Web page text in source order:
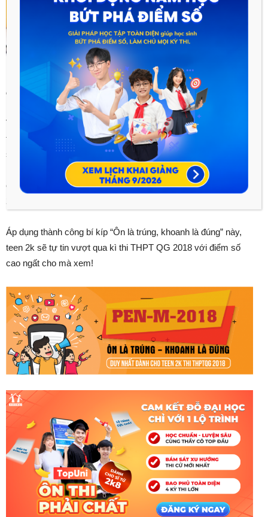
Tính chính xác và tốc độ làm bài quyết định kết quả của dạng
đề thi trắc nghiệm. Ảnh: Google
Với những phương pháp ôn thi hợp lý như hệ thống kiến thức
thông minh và cung cấp kĩ năng giải đề cần thiết, PEN-M 2018
sẽ hỗ trợ đắc lực giúp teen tối đa hóa điểm số dựa trên năng
lực cá nhân. Đừng quên ngày 04.04 sắp tới, HOCMAI có
chương trình ưu đãi học phí lên đến 25% khi đặt chỗ PEN-M
Áp dụng thành công bí kíp “Ôn là trúng, khoanh là đúng” này,
teen 2k sẽ tự tin vượt qua kì thi THPT QG 2018 với điểm số
cao ngất cho mà xem!